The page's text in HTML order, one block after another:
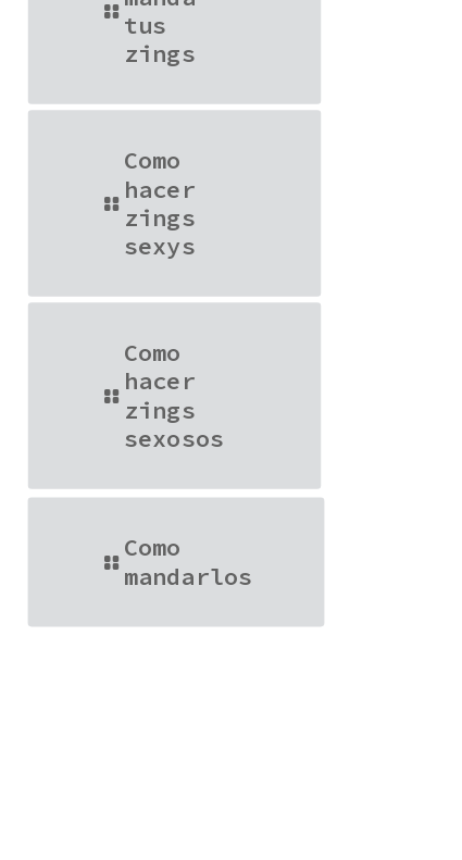
tus
zings
Como
hacer
zings
sexys
Como
hacer
zings
sexosos
Como
mandarlos